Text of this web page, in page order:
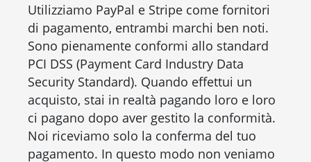
Utilizziamo PayPal e Stripe come fornitori
di pagamento, entrambi marchi ben noti.
Sono pienamente conformi allo standard
PCI DSS (Payment Card Industry Data
Security Standard). Quando effettui un
acquisto, stai in realtà pagando loro e loro
ci pagano dopo aver gestito la conformità.
Noi riceviamo solo la conferma del tuo
pagamento. In questo modo non veniamo